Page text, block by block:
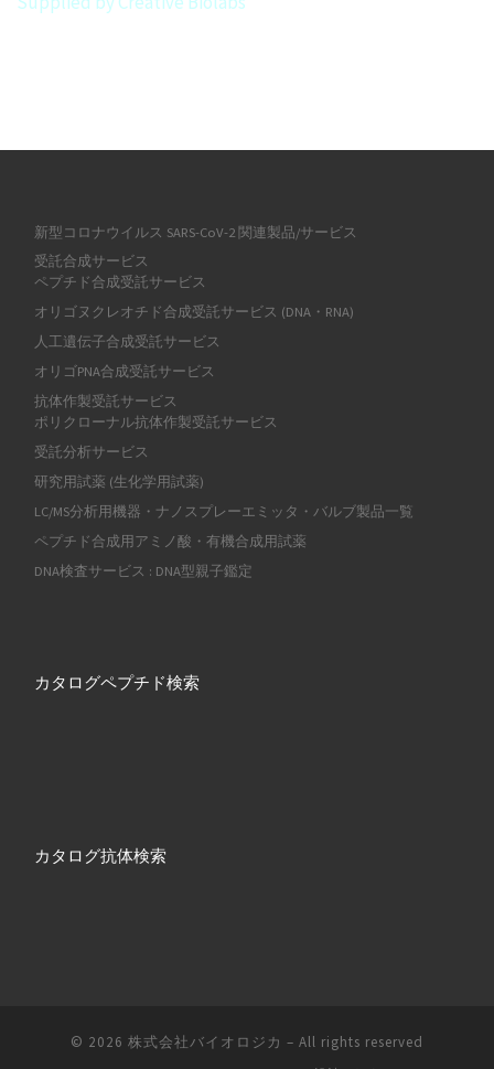
新型コロナウイルス SARS-CoV-2 関連製品/サービス
受託合成サービス
ペプチド合成受託サービス
オリゴヌクレオチド合成受託サービス (DNA・RNA)
人工遺伝子合成受託サービス
オリゴPNA合成受託サービス
抗体作製受託サービス
ポリクローナル抗体作製受託サービス
受託分析サービス
研究用試薬 (生化学用試薬)
LC/MS分析用機器・ナノスプレーエミッタ・バルブ製品一覧
ペプチド合成用アミノ酸・有機合成用試薬
DNA検査サービス : DNA型親子鑑定
カタログペプチド検索
カタログ抗体検索
© 2026 株式会社バイオロジカ – All rights reserved